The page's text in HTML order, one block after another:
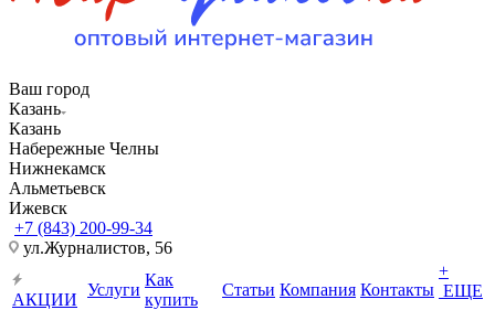
Ваш город
Казань
Казань
Набережные Челны
Нижнекамск
Альметьевск
Ижевск
+7 (843) 200-99-34
ул.Журналистов, 56
АКЦИИ
Услуги
Как
купить
Статьи Компания Контакты
+
ЕЩЕ